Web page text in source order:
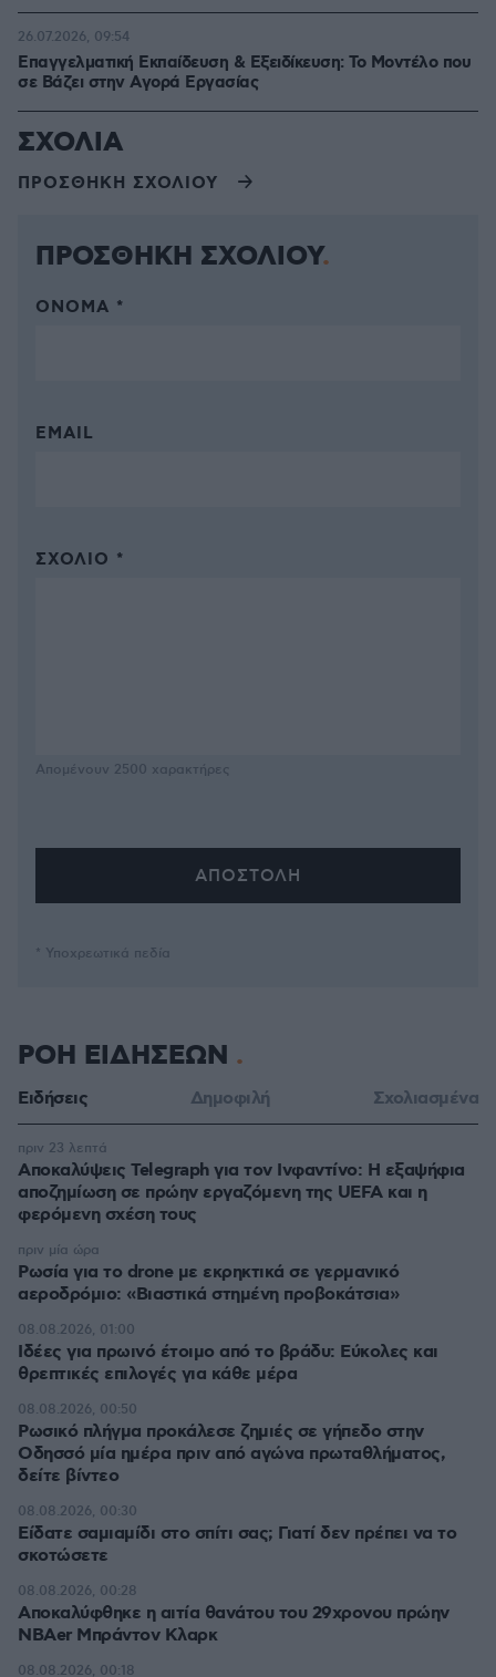
Επαγγελματική Εκπαίδευση & Εξειδίκευση: Το Mοντέλο που
σε Bάζει στην Aγορά Eργασίας
26.07.2026, 09:54
ΣΧΟΛΙΑ
ΠΡΟΣΘΗΚΗ ΣΧΟΛΙΟΥ
ΠΡΟΣΘΗΚΗ ΣΧΟΛΙΟΥ
ΌΝΟΜΑ *
EMAIL
ΣΧΌΛΙΟ *
Απομένουν 2500 χαρακτήρες
* Υποχρεωτικά πεδία
ΡΟΗ ΕΙΔΗΣΕΩΝ
Ειδήσεις Δημοφιλή Σχολιασμένα
Αποκαλύψεις Telegraph για τον Ινφαντίνο: Η εξαψήφια
αποζημίωση σε πρώην εργαζόμενη της UEFA και η
φερόμενη σχέση τους
πριν 23 λεπτά
Ρωσία για το drone με εκρηκτικά σε γερμανικό
αεροδρόμιο: «Βιαστικά στημένη προβοκάτσια»
πριν μία ώρα
Ιδέες για πρωινό έτοιμο από το βράδυ: Εύκολες και
θρεπτικές επιλογές για κάθε μέρα
08.08.2026, 01:00
Ρωσικό πλήγμα προκάλεσε ζημιές σε γήπεδο στην
Οδησσό μία ημέρα πριν από αγώνα πρωταθλήματος,
δείτε βίντεο
08.08.2026, 00:50
Είδατε σαμιαμίδι στο σπίτι σας; Γιατί δεν πρέπει να το
σκοτώσετε
08.08.2026, 00:30
Αποκαλύφθηκε η αιτία θανάτου του 29χρονου πρώην
NBAer Μπράντον Κλαρκ
08.08.2026, 00:28
08.08.2026, 00:18